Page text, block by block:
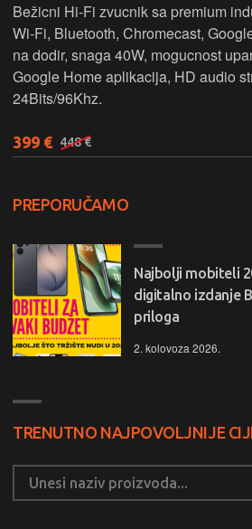
Bežicni Hi-Fi zvucnik sa premium
Wi-Fi, Bluetooth, Chromecast,
na dodir, snaga 40W, mogucnost
Google Home aplikacija, HD audio
24Bits/96Khz.
399 € 448 €
PREPORUČAMO
Najbolji mobiteli
digitalno izdanje
priloga
2. kolovoza 2026.
TRENUTNO NAJPOVOLJNIJE